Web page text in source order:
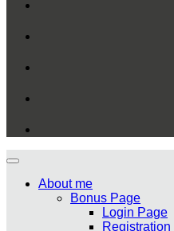
About me
Bonus Page
Login Page
Registration